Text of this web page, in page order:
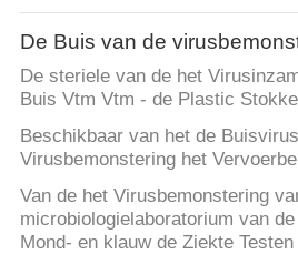
De Buis van de
De steriele van de het
Buis Vtm Vtm - de Plastic
Beschikbaar van het de
Virusbemonstering het
Van de het Virusbemonstering
microbiologielaboratorium van
Mond- en klauw de Ziekte Testen